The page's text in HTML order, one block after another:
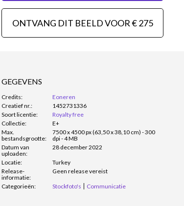
ONTVANG DIT BEELD VOOR € 275
GEGEVENS
Credits:
Eoneren
Creatief nr.:
1452731336
Soort licentie:
Royalty free
Collectie:
E+
Max.
bestandsgrootte:
7500 x 4500 px (63,50 x 38,10 cm) - 300
dpi - 4 MB
Datum van
uploaden:
28 december 2022
Locatie:
Turkey
Release-
informatie:
Geen release vereist
Categorieën: Stockfoto's Communicatie